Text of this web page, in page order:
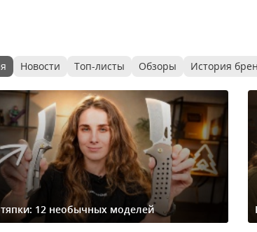
Новости Топ-листы Обзоры История
12 необычных моделей